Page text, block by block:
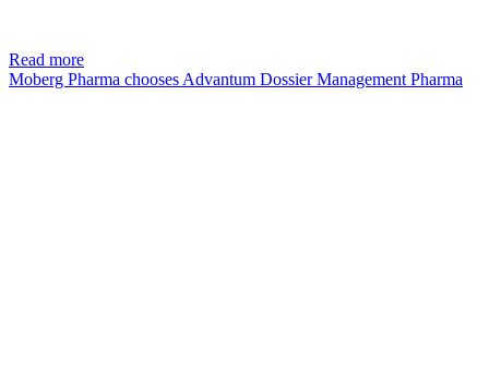
Read more
Moberg Pharma chooses Advantum Dossier Management Pharma